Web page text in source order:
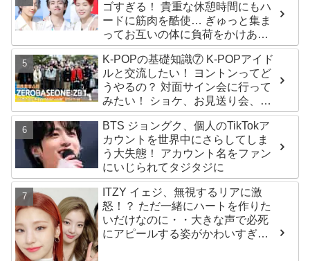
ゴすぎる！ 貴重な休憩時間にもハ
ードに筋肉を酷使… ぎゅっと集ま
ってお互いの体に負荷をかけあう
３人のトレーニング風景がかわい
すぎるとファンくぎづけ
K-POPの基礎知識⑦ K-POPアイド
ルと交流したい！ ヨントンってど
うやるの？ 対面サイン会に行って
みたい！ ショケ、お見送り会、握
手会・・・リリースイベントあれ
これを紹介
BTS ジョングク、個人のTikTokア
カウントを世界中にさらしてしま
う大失態！ アカウント名をファン
にいじられてタジタジに
ITZY イェジ、無視するリアに激
怒！？ ただ一緒にハートを作りた
いだけなのに・・大きな声で必死
にアピールする姿がかわいすぎる